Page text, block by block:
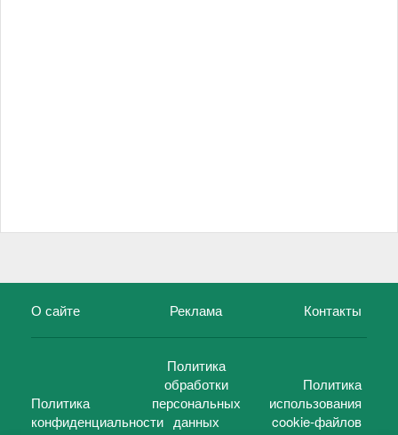
О сайте Реклама Контакты
Политика
конфиденциальности
Политика
обработки
персональных
данных
Политика
использования
cookie-файлов